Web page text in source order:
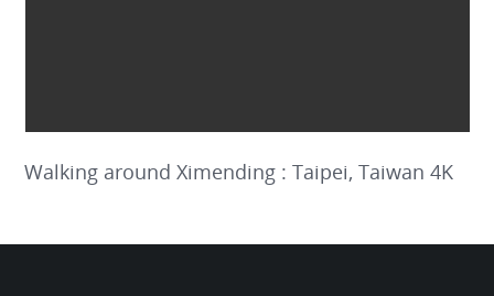
Walking around Ximending : Taipei, Taiwan 4K